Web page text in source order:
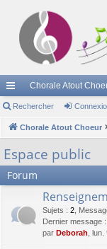
cc
ès
ra
pi
Chorale Atout
Rechercher
Chorale Atout Choeur
Espace public
Forum
Sujets : 2
Dernier message :
par Deborah ,